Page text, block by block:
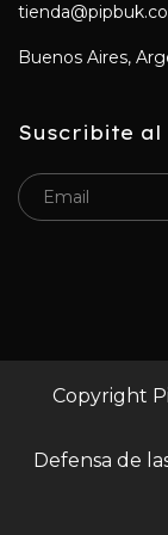
Buenos Aires,
Suscribite al
Copyright
Defensa de